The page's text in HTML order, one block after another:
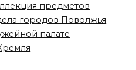
предметов
городов Поволжья
палате